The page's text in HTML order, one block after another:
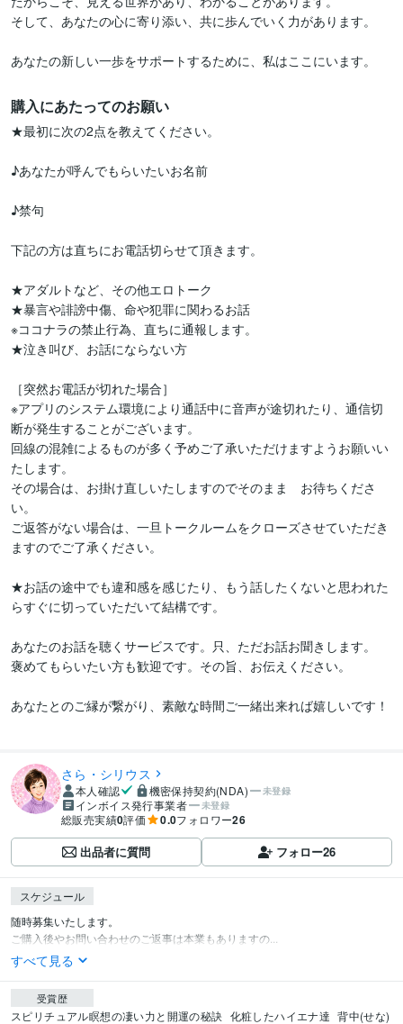
そして、あなたの心に寄り添い、共に歩んでいく力があります。
購入にあたってのお願い
★最初に次の2点を教えてください。
♪あなたが呼んでもらいたいお名前
♪禁句
下記の方は直ちにお電話切らせて頂きます。
★アダルトなど、その他エロトーク
★暴言や誹謗中傷、命や犯罪に関わるお話
※ココナラの禁止行為、直ちに通報します。
★泣き叫び、お話にならない方
［突然お電話が切れた場合］
※アプリのシステム環境により通話中に音声が途切れたり、通信切
断が発生することがございます。
回線の混雑によるものが多く予めご了承いただけますようお願いい
たします。
その場合は、お掛け直しいたしますのでそのまま　お待ちくださ
い。
ご返答がない場合は、一旦トークルームをクローズさせていただき
ますのでご了承ください。
★お話の途中でも違和感を感じたり、もう話したくないと思われた
らすぐに切っていただいて結構です。
あなたのお話を聴くサービスです。只、ただお話お聞きします。
褒めてもらいたい方も歓迎です。その旨、お伝えください。
あなたとのご縁が繋がり、素敵な時間ご一緒出来れば嬉しいです！
さら・シリウス
本人確認 機密保持契約(NDA) 未登録
インボイス発行事業者 未登録
総販売実績0評価 0.0フォロワー26
出品者に質問 フォロー26
スケジュール
随時募集いたします。
ご購入後やお問い合わせのご返事は本業もありますの...
すべて見る
受賞歴
スピリチュアル瞑想の凄い力と開運の秘訣 化粧したハイエナ達 背中(せな)